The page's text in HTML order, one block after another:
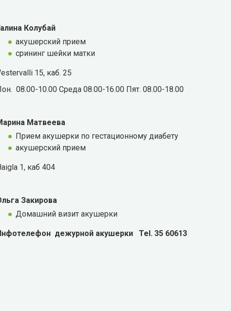
Колубай
акушерский прием
срининг шейки матки
15, каб. 25
08.00-10.00 Среда 08.00-16.00 Пят. 08.00-18.00
Матвеева
Прием акушерки по гестационному диабету
акушерский прием
1, каб 404
Закирова
Домашний визит акушерки
дежурной акушерки Tel. 35 60613